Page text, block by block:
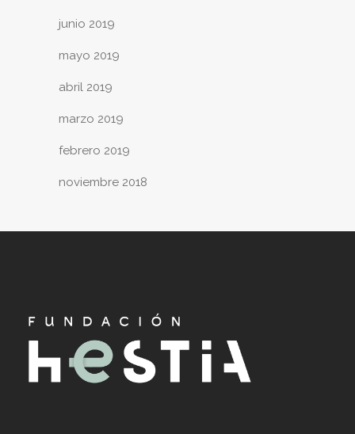
junio 2019
mayo 2019
abril 2019
marzo 2019
febrero 2019
noviembre 2018